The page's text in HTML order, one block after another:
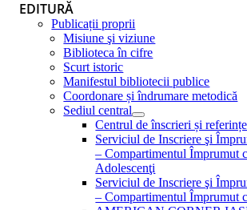
EDITURĂ
Publicații proprii
Misiune şi viziune
Biblioteca în cifre
Scurt istoric
Manifestul bibliotecii publice
Coordonare și îndrumare metodică
Sediul central
Centrul de înscrieri și referințe
Serviciul de Inscriere şi
– Compartimentul Împrumut
Adolescenţi
Serviciul de Inscriere şi
– Compartimentul Împrumut